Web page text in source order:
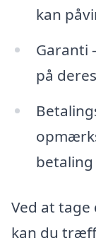
kan
Garanti
på
betaling
Ved at
kan du